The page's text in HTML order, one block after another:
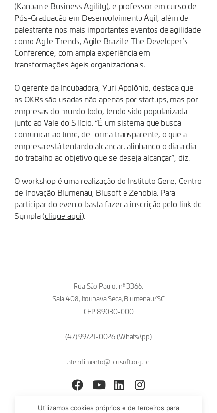
(Kanban e Business Agility), e professor em curso de
Pós-Graduação em Desenvolvimento Ágil, além de
palestrante nos mais importantes eventos de agilidade
como Agile Trends, Agile Brazil e The Developer’s
Conference, com ampla experiência em
transformações ágeis organizacionais.
O gerente da Incubadora, Yuri Apolônio, destaca que
as OKRs são usadas não apenas por startups, mas por
empresas do mundo todo, tendo sido popularizada
junto ao Vale do Silício. “É um sistema que busca
comunicar ao time, de forma transparente, o que a
empresa está tentando alcançar, alinhando o dia a dia
do trabalho ao objetivo que se deseja alcançar”, diz.
O workshop é uma realização do Instituto Gene, Centro
de Inovação Blumenau, Blusoft e Zenobia. Para
participar do evento basta fazer a inscrição pelo link do
Sympla (clique aqui).
Rua São Paulo, nº 3366,
Sala 408, Itoupava Seca, Blumenau/SC
CEP 89030-000
(47) 99721-0026 (WhatsApp)
atendimento@blusoft.org.br
Utilizamos cookies próprios e de terceiros para